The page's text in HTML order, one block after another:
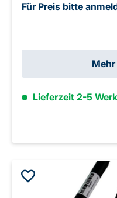
Für Preis bitte
Lieferzeit 2-5